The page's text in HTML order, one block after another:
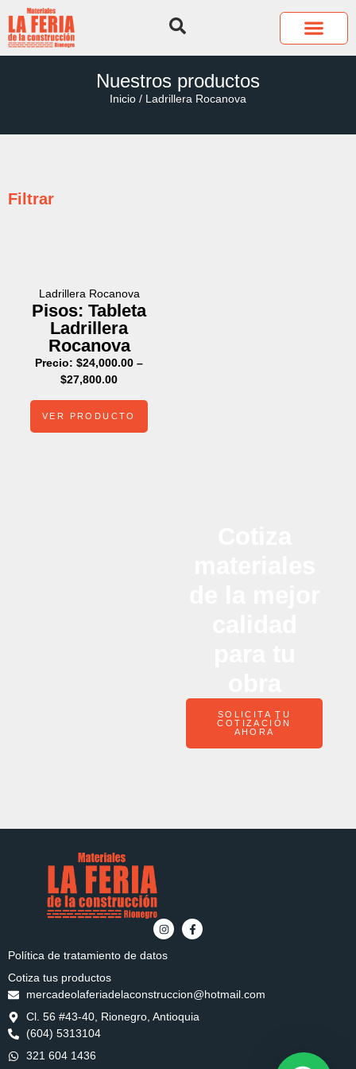
Nuestros productos
Inicio / Ladrillera Rocanova
Filtrar
Ladrillera Rocanova
Pisos: Tableta
Ladrillera
Rocanova
Precio: $24,000.00 –
$27,800.00
VER PRODUCTO
SOLICITA TU
COTIZACIÓN
AHORA
Política de tratamiento de datos
Cotiza tus productos
mercadeolaferiadelaconstruccion@hotmail.com
Cl. 56 #43-40, Rionegro, Antioquia
(604) 5313104
321 604 1436